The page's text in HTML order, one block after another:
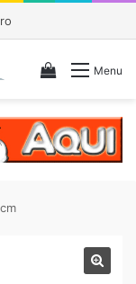
Menu
Veja seu